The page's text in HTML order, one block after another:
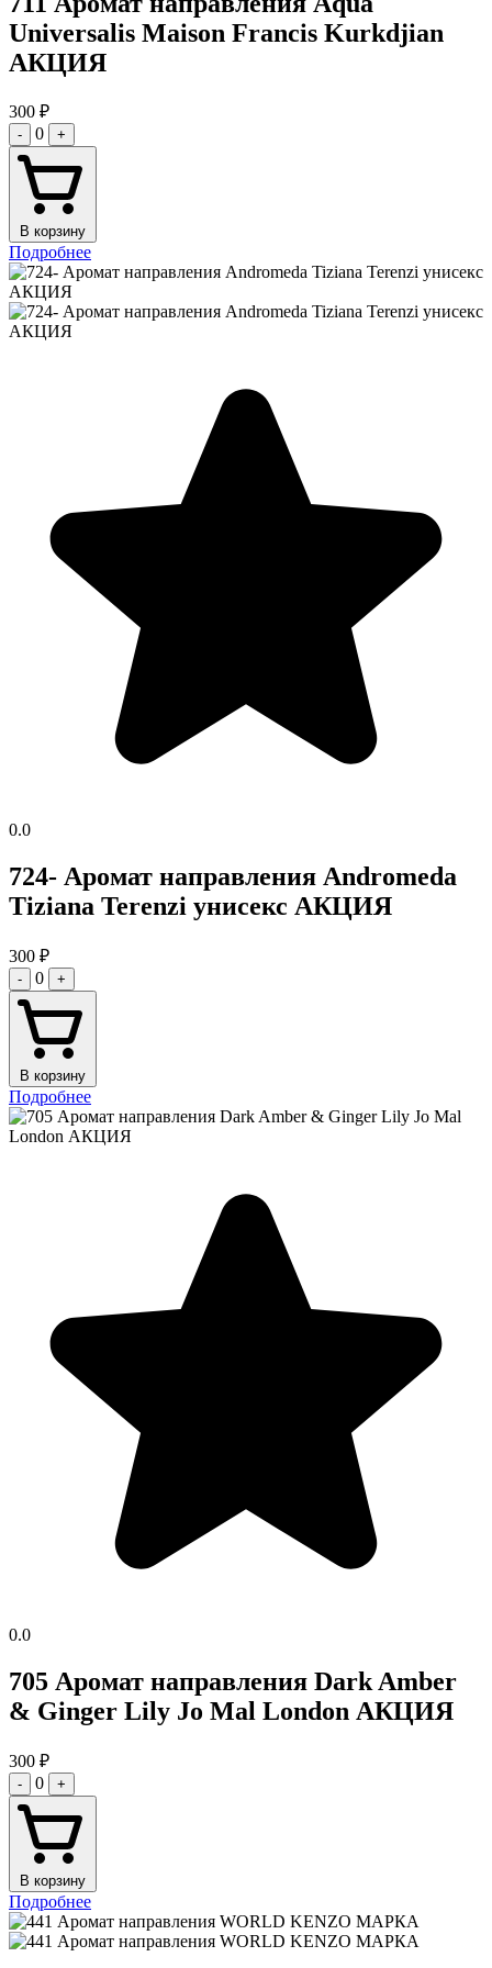
Universalis Maison Francis Kurkdjian
АКЦИЯ
300 ₽
- 0 +
В корзину
Подробнее
0.0
724- Аромат направления Andromeda
Tiziana Terenzi унисекс АКЦИЯ
300 ₽
- 0 +
В корзину
Подробнее
0.0
705 Аромат направления Dark Amber
& Ginger Lily Jo Mal London АКЦИЯ
300 ₽
- 0 +
В корзину
Подробнее